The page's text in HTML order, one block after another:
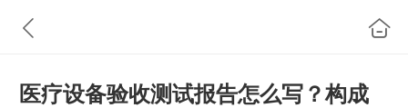
医疗设备验收测试报告怎么写？构成